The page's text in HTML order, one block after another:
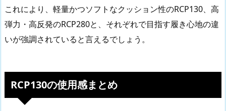
これにより、軽量かつソフトなクッション性のRCP130、高
弾力・高反発のRCP280と、それぞれで目指す履き心地の違
いが強調されていると言えるでしょう。
RCP130の使用感まとめ